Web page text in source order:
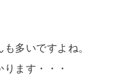
多いですよね。
ます・・・